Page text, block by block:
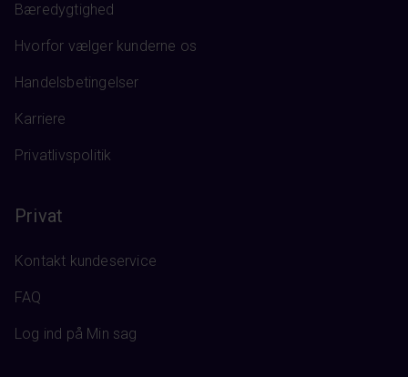
Bæredygtighed
Hvorfor vælger kunderne os
Handelsbetingelser
Karriere
Privatlivspolitik
Privat
Kontakt kundeservice
FAQ
Log ind på Min sag